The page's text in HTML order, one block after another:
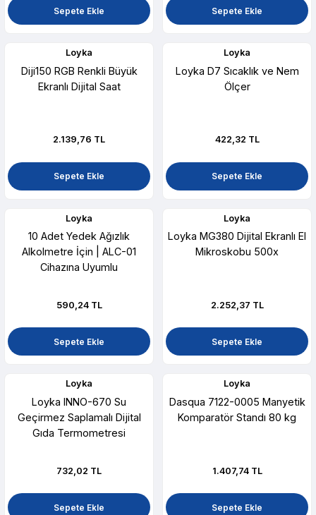
Sepete Ekle Sepete Ekle
Loyka
Diji150 RGB Renkli Büyük
Ekranlı Dijital Saat
2.139,76 TL
Sepete Ekle
Loyka
Loyka D7 Sıcaklık ve Nem
Ölçer
422,32 TL
Sepete Ekle
Loyka
10 Adet Yedek Ağızlık
Alkolmetre İçin | ALC-01
Cihazına Uyumlu
590,24 TL
Sepete Ekle
Loyka
Loyka MG380 Dijital Ekranlı El
Mikroskobu 500x
2.252,37 TL
Sepete Ekle
Loyka
Loyka INNO-670 Su
Geçirmez Saplamalı Dijital
Gıda Termometresi
732,02 TL
Sepete Ekle
Loyka
Dasqua 7122-0005 Manyetik
Komparatör Standı 80 kg
1.407,74 TL
Sepete Ekle